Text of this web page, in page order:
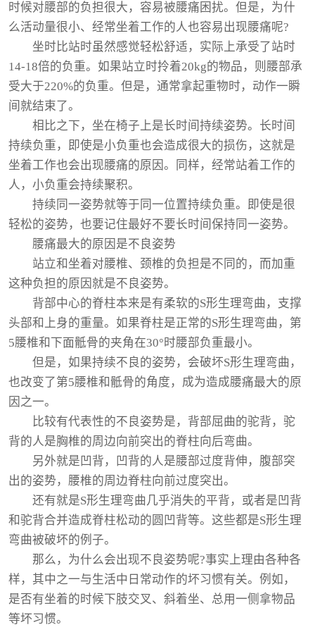
时候对腰部的负担很大，容易被腰痛困扰。但是，为什
么活动量很小、经常坐着工作的人也容易出现腰痛呢?
坐时比站时虽然感觉轻松舒适，实际上承受了站时
14-18倍的负重。如果站立时拎着20kg的物品，则腰部承
受大于220%的负重。但是，通常拿起重物时，动作一瞬
间就结束了。
相比之下，坐在椅子上是长时间持续姿势。长时间
持续负重，即使是小负重也会造成很大的损伤，这就是
坐着工作也会出现腰痛的原因。同样，经常站着工作的
人，小负重会持续聚积。
持续同一姿势就等于同一位置持续负重。即使是很
轻松的姿势，也要记住最好不要长时间保持同一姿势。
腰痛最大的原因是不良姿势
站立和坐着对腰椎、颈椎的负担是不同的，而加重
这种负担的原因就是不良姿势。
背部中心的脊柱本来是有柔软的S形生理弯曲，支撑
头部和上身的重量。如果脊柱是正常的S形生理弯曲，第
5腰椎和下面骶骨的夹角在30°时腰部负重最小。
但是，如果持续不良的姿势，会破坏S形生理弯曲，
也改变了第5腰椎和骶骨的角度，成为造成腰痛最大的原
因之一。
比较有代表性的不良姿势是，背部屈曲的驼背，驼
背的人是胸椎的周边向前突出的脊柱向后弯曲。
另外就是凹背，凹背的人是腰部过度背伸，腹部突
出的姿势，腰椎的周边脊柱向前过度突出。
还有就是S形生理弯曲几乎消失的平背，或者是凹背
和驼背合并造成脊柱松动的圆凹背等。这些都是S形生理
弯曲被破坏的例子。
那么，为什么会出现不良姿势呢?事实上理由各种各
样，其中之一与生活中日常动作的坏习惯有关。例如，
是否有坐着的时候下肢交叉、斜着坐、总用一侧拿物品
等坏习惯。